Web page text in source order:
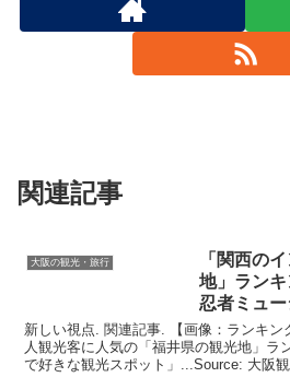
関連記事
大阪の観光・旅行 「関西の
地」ラン
忍者ミュ
新しい視点. 関連記事. 【画像：ランキン
人観光客に人気の「福井県の観光地」ラ
で好きな観光スポット」...Source: 大阪